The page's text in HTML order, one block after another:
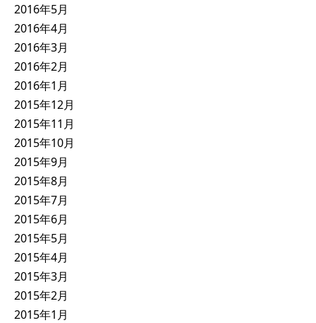
2016年5月
2016年4月
2016年3月
2016年2月
2016年1月
2015年12月
2015年11月
2015年10月
2015年9月
2015年8月
2015年7月
2015年6月
2015年5月
2015年4月
2015年3月
2015年2月
2015年1月